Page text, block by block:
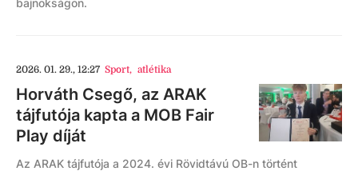
bajnokságon.
2026. 01. 29., 12:27 Sport, atlétika
Horváth Csegő, az ARAK
tájfutója kapta a MOB Fair
Play díját
Az ARAK tájfutója a 2024. évi Rövidtávú OB-n történt